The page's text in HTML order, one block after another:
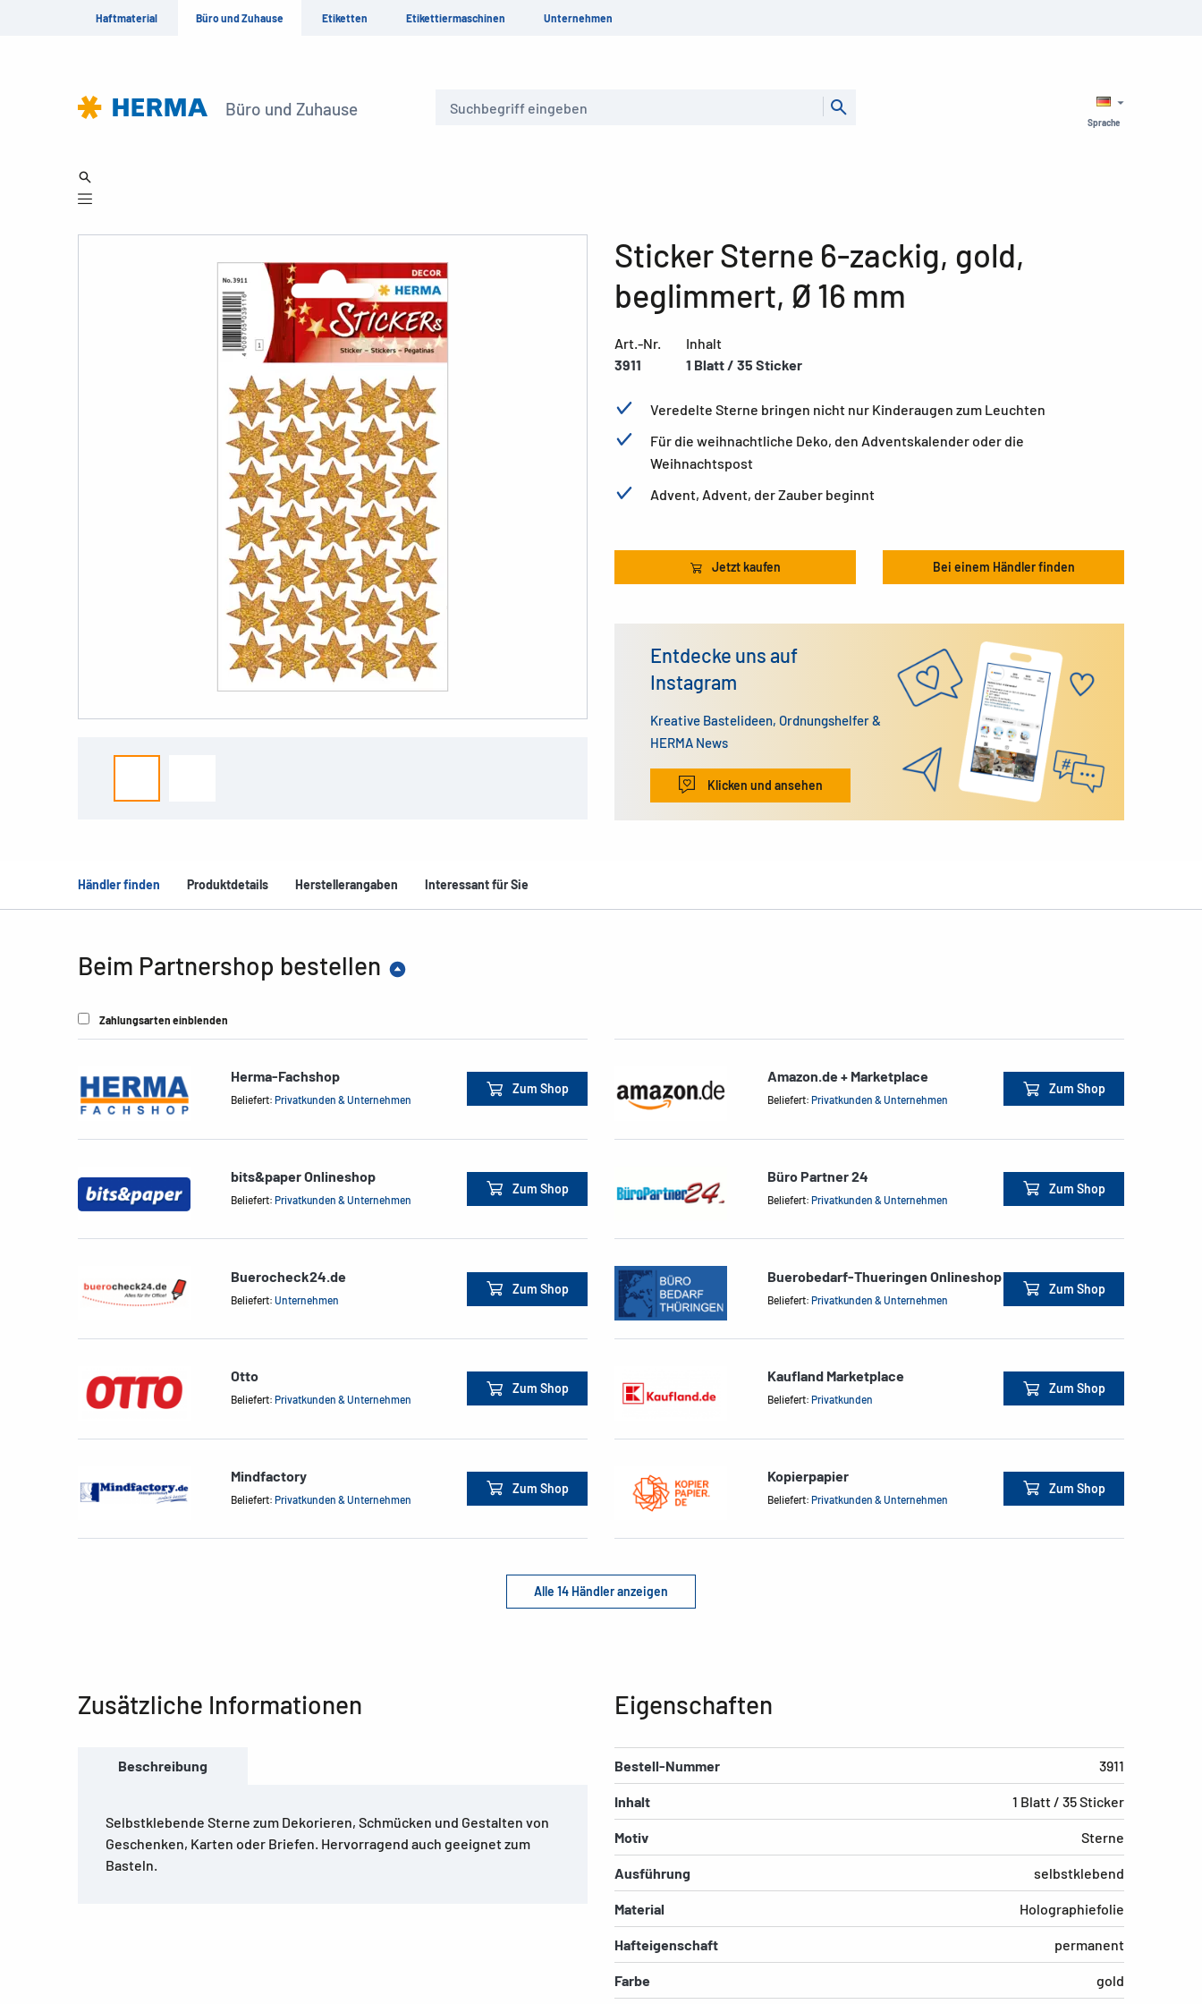
Haftmaterial Büro und Zuhause Etiketten Etikettiermaschinen Unternehmen
Büro und Zuhause
Sprache
Sticker Sterne 6-zackig, gold,
beglimmert, Ø 16 mm
Art.-Nr.
3911
Inhalt
1 Blatt / 35 Sticker
Veredelte Sterne bringen nicht nur Kinderaugen zum Leuchten
Für die weihnachtliche Deko, den Adventskalender oder die
Weihnachtspost
Advent, Advent, der Zauber beginnt
Jetzt kaufen Bei einem Händler finden
Entdecke uns auf
Instagram
Kreative Bastelideen, Ordnungshelfer &
HERMA News
Klicken und ansehen
Händler finden Produktdetails Herstellerangaben Interessant für Sie
Beim Partnershop bestellen
Zahlungsarten einblenden
Herma-Fachshop
Beliefert: Privatkunden & Unternehmen
Zum Shop
Amazon.de + Marketplace
Beliefert: Privatkunden & Unternehmen
Zum Shop
bits&paper Onlineshop
Beliefert: Privatkunden & Unternehmen
Zum Shop
Büro Partner 24
Beliefert: Privatkunden & Unternehmen
Zum Shop
Buerocheck24.de
Beliefert: Unternehmen
Zum Shop
Buerobedarf-Thueringen Onlineshop
Beliefert: Privatkunden & Unternehmen
Zum Shop
Otto
Beliefert: Privatkunden & Unternehmen
Zum Shop
Kaufland Marketplace
Beliefert: Privatkunden
Zum Shop
Mindfactory
Beliefert: Privatkunden & Unternehmen
Zum Shop
Kopierpapier
Beliefert: Privatkunden & Unternehmen
Zum Shop
Alle 14 Händler anzeigen
Zusätzliche Informationen
Beschreibung
Selbstklebende Sterne zum Dekorieren, Schmücken und Gestalten von
Geschenken, Karten oder Briefen. Hervorragend auch geeignet zum
Basteln.
Eigenschaften
Bestell-Nummer 3911
Inhalt 1 Blatt / 35 Sticker
Motiv Sterne
Ausführung selbstklebend
Material Holographiefolie
Hafteigenschaft permanent
Farbe gold